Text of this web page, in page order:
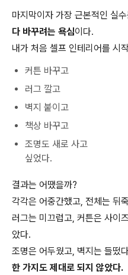
마지막이자 가장 근본적인 실
다 바꾸려는 욕심이다.
내가 처음 셀프 인테리어를 시
커튼 바꾸고
러그 깔고
벽지 붙이고
책상 바꾸고
조명도 새로 사고
싶었다.
결과는 어땠을까?
각각은 어중간했고, 전체는 뒤
러그는 미끄럽고, 커튼은 사이
았다.
조명은 어두웠고, 벽지는 들떴
한 가지도 제대로 되지 않았다.